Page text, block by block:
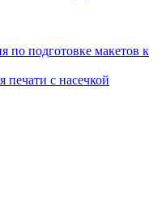
по подготовке макетов к
печати с насечкой